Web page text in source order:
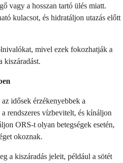
vagy a hosszan tartó ülés miatt.
kulacsot, és hidratáljon utazás előtt
mivel ezek fokozhatják a
kiszáradást.
idősek érzékenyebbek a
rendszeres vízbevitelt, és kínáljon
ORS-t olyan betegségek esetén,
okoznak.
a kiszáradás jeleit, például a sötét